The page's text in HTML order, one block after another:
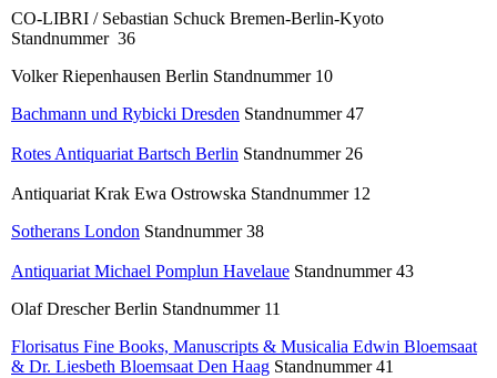
CO-LIBRI / Sebastian Schuck Bremen-Berlin-Kyoto
Standnummer 36
Volker Riepenhausen Berlin Standnummer 10
Bachmann und Rybicki Dresden Standnummer 47
Rotes Antiquariat Bartsch Berlin Standnummer 26
Antiquariat Krak Ewa Ostrowska Standnummer 12
Sotherans London Standnummer 38
Antiquariat Michael Pomplun Havelaue Standnummer 43
Olaf Drescher Berlin Standnummer 11
Florisatus Fine Books, Manuscripts & Musicalia Edwin Bloemsaat
& Dr. Liesbeth Bloemsaat Den Haag Standnummer 41